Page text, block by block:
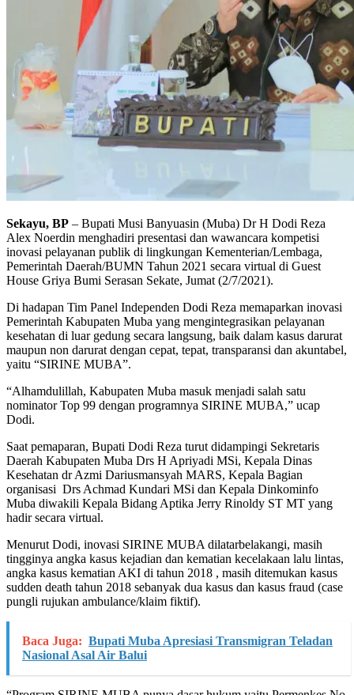
Sekayu, BP – Bupati Musi Banyuasin (Muba) Dr H Dodi Reza
Alex Noerdin menghadiri presentasi dan wawancara kompetisi
inovasi pelayanan publik di lingkungan Kementerian/Lembaga,
Pemerintah Daerah/BUMN Tahun 2021 secara virtual di Guest
House Griya Bumi Serasan Sekate, Jumat (2/7/2021).
Di hadapan Tim Panel Independen Dodi Reza memaparkan inovasi
Pemerintah Kabupaten Muba yang mengintegrasikan pelayanan
kesehatan di luar gedung secara langsung, baik dalam kasus darurat
maupun non darurat dengan cepat, tepat, transparansi dan akuntabel,
yaitu “SIRINE MUBA”.
“Alhamdulillah, Kabupaten Muba masuk menjadi salah satu
nominator Top 99 dengan programnya SIRINE MUBA,” ucap
Dodi.
Saat pemaparan, Bupati Dodi Reza turut didampingi Sekretaris
Daerah Kabupaten Muba Drs H Apriyadi MSi, Kepala Dinas
Kesehatan dr Azmi Dariusmansyah MARS, Kepala Bagian
organisasi Drs Achmad Kundari MSi dan Kepala Dinkominfo
Muba diwakili Kepala Bidang Aptika Jerry Rinoldy ST MT yang
hadir secara virtual.
Menurut Dodi, inovasi SIRINE MUBA dilatarbelakangi, masih
tingginya angka kasus kejadian dan kematian kecelakaan lalu lintas,
angka kasus kematian AKI di tahun 2018 , masih ditemukan kasus
sudden death tahun 2018 sebanyak dua kasus dan kasus fraud (case
pungli rujukan ambulance/klaim fiktif).
Baca Juga: Bupati Muba Apresiasi Transmigran Teladan
Nasional Asal Air Balui